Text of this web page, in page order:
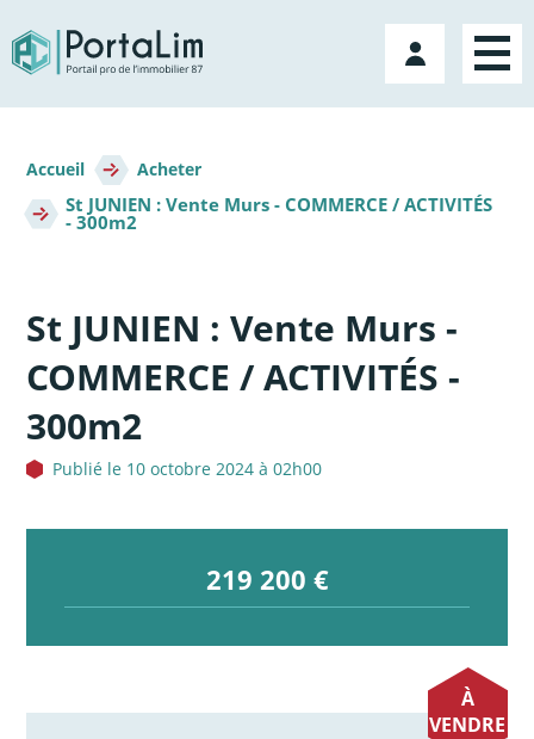
directement
au
contenu
Mon
compte
d'Ariane
Accueil Acheter
St JUNIEN : Vente Murs - COMMERCE / ACTIVITÉS
- 300m2
St JUNIEN : Vente Murs -
COMMERCE / ACTIVITÉS -
300m2
Publié le 10 octobre 2024 à 02h00
219 200 €
À
VENDRE